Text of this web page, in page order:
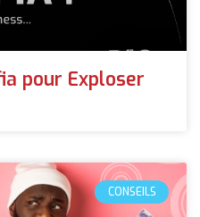
pour Exploser
CONSEILS